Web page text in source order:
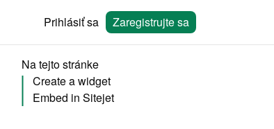
Prihlásiť sa Zaregistrujte sa
Na tejto stránke
Create a widget
Embed in Sitejet